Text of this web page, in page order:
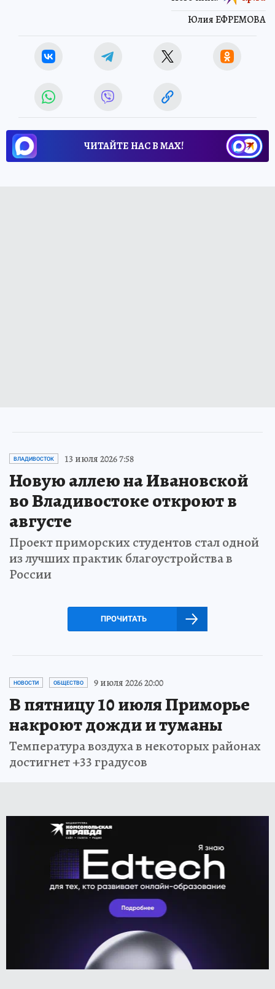
Юлия ЕФРЕМОВА
ЧИТАЙТЕ НАС В МАХ!
ВЛАДИВОСТОК 13 июля 2026 7:58
Новую аллею на Ивановской
во Владивостоке откроют в
августе
Проект приморских студентов стал одной
из лучших практик благоустройства в
России
ПРОЧИТАТЬ
НОВОСТИ ОБЩЕСТВО 9 июля 2026 20:00
В пятницу 10 июля Приморье
накроют дожди и туманы
Температура воздуха в некоторых районах
достигнет +33 градусов